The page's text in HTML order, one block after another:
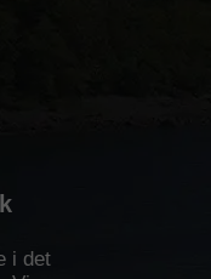
i det